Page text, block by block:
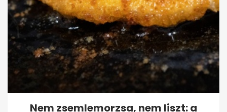
Nem zsemlemorzsa, nem liszt: a